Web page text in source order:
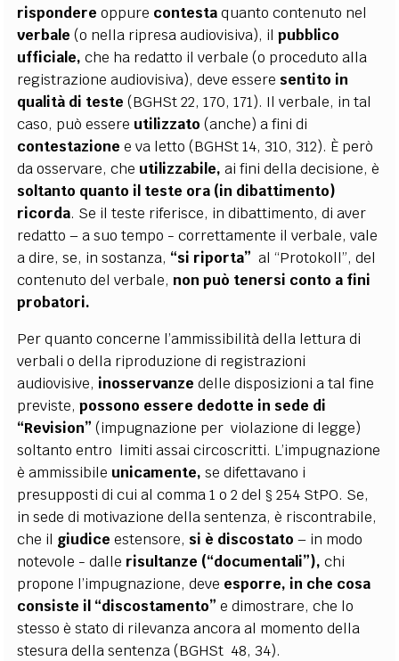
rispondere oppure contestaquanto contenuto nel
verbale (o nella ripresa audiovisiva), ilpubblico
ufficiale, che ha redatto il verbale (o proceduto alla
registrazione audiovisiva), deve essere sentito in
qualità di teste (BGHSt 22, 170, 171). Il verbale, in tal
caso, può essere utilizzato(anche) a fini di
contestazionee va letto (BGHSt 14, 310, 312). È però
da osservare, che utilizzabile, ai fini della decisione, è
soltanto quanto il teste ora (in dibattimento)
ricorda. Se il teste riferisce, in dibattimento, di aver
redatto – a suo tempo - correttamente il verbale, vale
a dire, se, in sostanza, “si riporta” al “Protokoll”, del
contenuto del verbale, non può tenersi conto a fini
probatori.
Per quanto concerne l’ammissibilità della lettura di
verbali o della riproduzione di registrazioni
audiovisive, inosservanze delle disposizioni a tal fine
previste,possono essere dedotte in sede di
“Revision” (impugnazione per violazione di legge)
soltanto entro limiti assai circoscritti. L’impugnazione
è ammissibile unicamente, se difettavano i
presupposti di cui al comma 1 o 2 del § 254 StPO. Se,
in sede di motivazione della sentenza, è riscontrabile,
che il giudice estensore, si è discostato – in modo
notevole - dalle risultanze (“documentali”), chi
propone l’impugnazione, deve esporre, in che cosa
consiste il “discostamento” e dimostrare, che lo
stesso è stato di rilevanza ancora al momento della
stesura della sentenza (BGHSt 48, 34).